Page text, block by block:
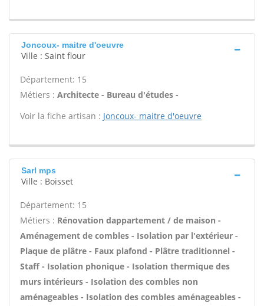
Joncoux- maitre d'oeuvre
Ville : Saint flour
Département: 15
Métiers : Architecte - Bureau d'études -
Voir la fiche artisan : Joncoux- maitre d'oeuvre
Sarl mps
Ville : Boisset
Département: 15
Métiers : Rénovation dappartement / de maison -
Aménagement de combles - Isolation par l'extérieur -
Plaque de plâtre - Faux plafond - Plâtre traditionnel -
Staff - Isolation phonique - Isolation thermique des
murs intérieurs - Isolation des combles non
aménageables - Isolation des combles aménageables -